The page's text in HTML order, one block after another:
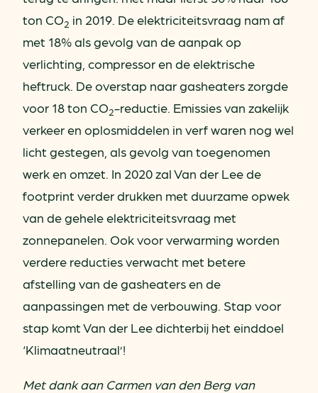
ton CO2 in 2019. De elektriciteitsvraag nam af
met 18% als gevolg van de aanpak op
verlichting, compressor en de elektrische
heftruck. De overstap naar gasheaters zorgde
voor 18 ton CO2-reductie. Emissies van zakelijk
verkeer en oplosmiddelen in verf waren nog wel
licht gestegen, als gevolg van toegenomen
werk en omzet. In 2020 zal Van der Lee de
footprint verder drukken met duurzame opwek
van de gehele elektriciteitsvraag met
zonnepanelen. Ook voor verwarming worden
verdere reducties verwacht met betere
afstelling van de gasheaters en de
aanpassingen met de verbouwing. Stap voor
stap komt Van der Lee dichterbij het einddoel
‘Klimaatneutraal’!
Met dank aan Carmen van den Berg van